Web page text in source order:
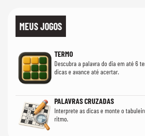
MEUS JOGOS
TERMO
Descubra a palavra do dia em até 6
dicas e avance até acertar.
PALAVRAS CRUZADAS
Interprete as dicas e monte o
ritmo.